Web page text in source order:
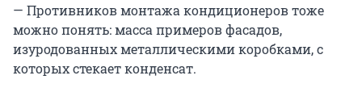
— Противников монтажа кондиционеров тоже
можно понять: масса примеров фасадов,
изуродованных металлическими коробками, с
которых стекает конденсат.